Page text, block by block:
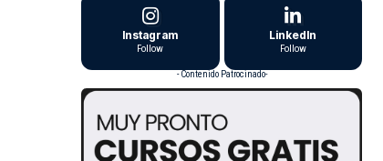
Instagram
Follow
LinkedIn
Follow
- Contenido Patrocinado-